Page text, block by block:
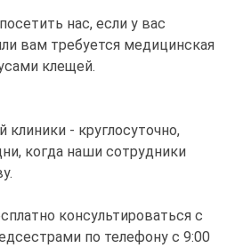
нас, если у вас
вам требуется медицинская
клещей.
- круглосуточно,
когда наши сотрудники
консультироваться с
по телефону с 9:00